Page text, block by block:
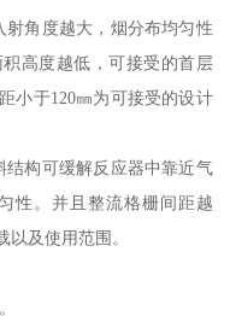
角度越大，烟分布均匀性
高度越低，可接受的首层
小于120㎜为可接受的设计
结构可缓解反应器中靠近气
性。并且整流格栅间距越
及使用范围。
。